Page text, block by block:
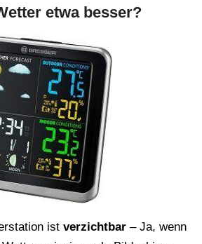
etwa besser?
ist verzichtbar – Ja, wenn